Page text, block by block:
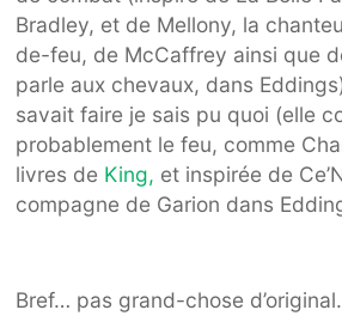
Bradley, et de Mellony, la
de-feu, de McCaffrey ainsi que
parle aux chevaux, dans
savait faire je sais pu quoi (elle
probablement le feu, comme
livres de King, et inspirée de
compagne de Garion dans
Bref… pas grand-chose